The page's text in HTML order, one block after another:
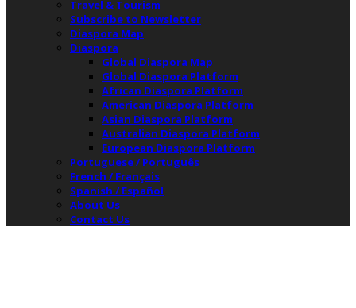
Travel & Tourism
Subscribe to Newsletter
Diaspora Map
Diaspora
Global Diaspora Map
Global Diaspora Platform
African Diaspora Platform
American Diaspora Platform
Asian Diaspora Platform
Australian Diaspora Platform
European Diaspora Platform
Portuguese / Português
French / Français
Spanish / Español
About Us
Contact Us